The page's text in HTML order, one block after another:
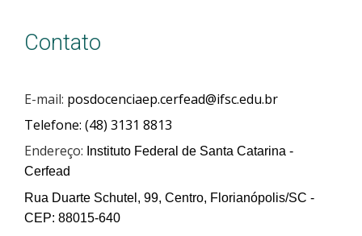
Contato
E-mail: posdocenciaep.cerfead@ifsc.edu.br
Telefone: (48) 3131 8813
Endereço: Instituto Federal de Santa Catarina -
Cerfead
Rua Duarte Schutel, 99, Centro, Florianópolis/SC -
CEP: 88015-640